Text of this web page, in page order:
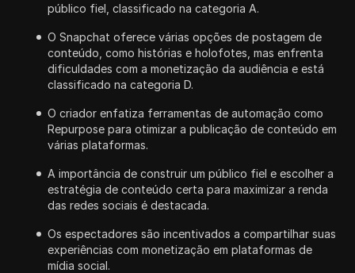
público fiel, classificado na categoria A.
O Snapchat oferece várias opções de postagem de
conteúdo, como histórias e holofotes, mas enfrenta
dificuldades com a monetização da audiência e está
classificado na categoria D.
O criador enfatiza ferramentas de automação como
Repurpose para otimizar a publicação de conteúdo em
várias plataformas.
A importância de construir um público fiel e escolher a
estratégia de conteúdo certa para maximizar a renda
das redes sociais é destacada.
Os espectadores são incentivados a compartilhar suas
experiências com monetização em plataformas de
mídia social.